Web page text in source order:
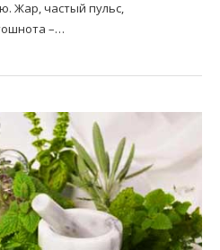
Жар, частый пульс,
–…